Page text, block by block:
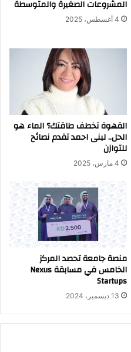
المشروعات الصغيرة والمتوسطة
4 أغسطس، 2025
القهوة تخطف طاقتك؟ الماء هو
الحل.. لبنى احمد تقدم نصائح
للتوازن
4 مارس، 2025
منصة جامعة تحصد المركز
الخامس في مسابقة Nexus
Startups
13 ديسمبر، 2024